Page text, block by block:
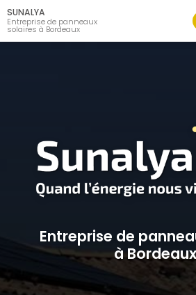
Aller
au
contenu
principal
SUNALYA
Entreprise de panneaux
solaires à Bordeaux
Entreprise de
à Bordeaux